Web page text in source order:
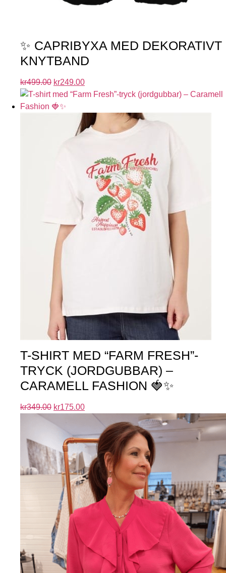
✨ CAPRIBYXA MED DEKORATIVT
KNYTBAND
kr499.00 kr249.00
T-SHIRT MED “FARM FRESH”-
TRYCK (JORDGUBBAR) –
CARAMELL FASHION 🍓✨
kr349.00 kr175.00